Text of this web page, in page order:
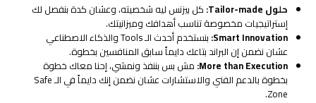
حلول Tailor-made:
كل بيزنس ليه شخصيته، وعشان كدة بنفصل لك
إستراتيجيات مخصوصة تناسب أهدافك وميزانيتك.
Smart Innovation:
بنستخدم أحدث الـ Tools والذكاء الاصطناعي
عشان نضمن إن البراند بتاعك دايماً سابق المنافسين بخطوة.
More than Execution: مش بس بننفذ ونمشي، إحنا معاك خطوة
بخطوة بالدعم الفني والاستشارات عشان نضمن إنك دايماً في الـ Safe
Zone.